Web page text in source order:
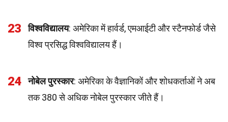
23 विश्वविद्यालय: अमेरिका में हार्वर्ड, एमआईटी और स्टैनफोर्ड जैसे
विश्व प्रसिद्ध विश्वविद्यालय हैं।
24 नोबेल पुरस्कार: अमेरिका के वैज्ञानिकों और शोधकर्ताओं ने अब
तक 380 से अधिक नोबेल पुरस्कार जीते हैं।